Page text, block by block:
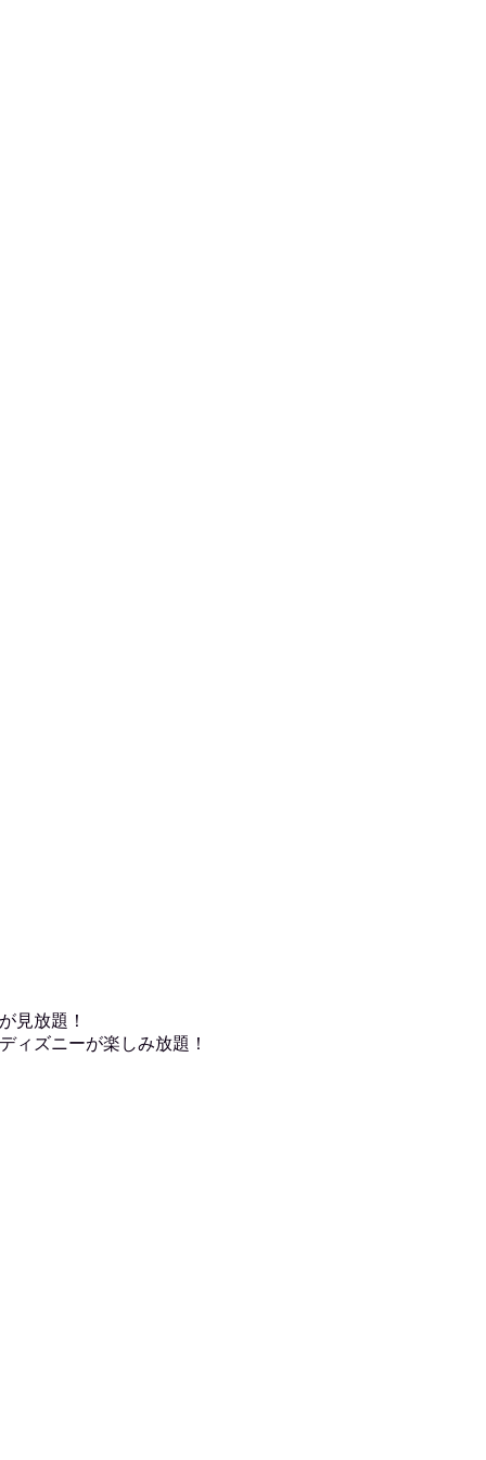
見放題！
ィズニーが楽しみ放題！